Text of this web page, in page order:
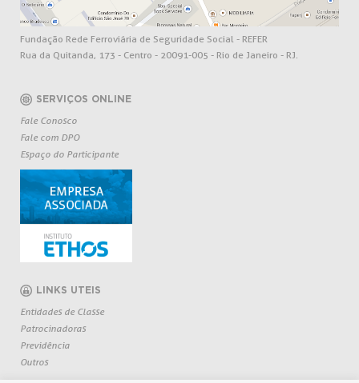
Fundação Rede Ferroviária de Seguridade Social - REFER
Rua da Quitanda, 173 - Centro - 20091-005 - Rio de Janeiro - RJ.
SERVIÇOS ONLINE
Fale Conosco
Fale com DPO
Espaço do Participante
LINKS UTEIS
Entidades de Classe
Patrocinadoras
Previdência
Outros